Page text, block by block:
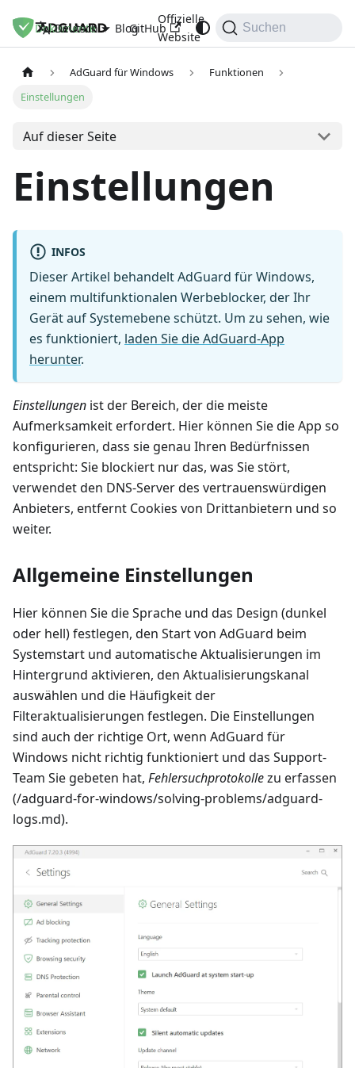
Dokumente Blog
Offizielle
Website
Deutsch GitHub Suchen
AdGuard für Windows
Funktionen
Einstellungen
Auf dieser Seite
Einstellungen
INFOS
Dieser Artikel behandelt AdGuard für Windows,
einem multifunktionalen Werbeblocker, der Ihr
Gerät auf Systemebene schützt. Um zu sehen, wie
es funktioniert, laden Sie die AdGuard-App
herunter.
Einstellungen ist der Bereich, der die meiste
Aufmerksamkeit erfordert. Hier können Sie die App so
konfigurieren, dass sie genau Ihren Bedürfnissen
entspricht: Sie blockiert nur das, was Sie stört,
verwendet den DNS-Server des vertrauenswürdigen
Anbieters, entfernt Cookies von Drittanbietern und so
weiter.
Allgemeine Einstellungen
Hier können Sie die Sprache und das Design (dunkel
oder hell) festlegen, den Start von AdGuard beim
Systemstart und automatische Aktualisierungen im
Hintergrund aktivieren, den Aktualisierungskanal
auswählen und die Häufigkeit der
Filteraktualisierungen festlegen. Die Einstellungen
sind auch der richtige Ort, wenn AdGuard für
Windows nicht richtig funktioniert und das Support-
Team Sie gebeten hat, Fehlersuchprotokollezu erfassen
(/adguard-for-windows/solving-problems/adguard-
logs.md).